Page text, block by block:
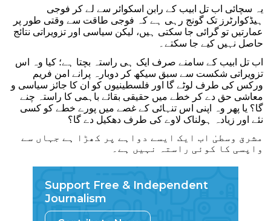
یہ سچائی اب تل ابیب کے رابن اسکوائر سے لے کر فوجی
ہیڈکوارٹرز تک گونج رہی ہے کہ فوجی طاقت سے وقتی طور پر
عمارتیں تو گرائی جا سکتی ہیں، لیکن سیاسی اور تزویراتی نتائج
حاصل نہیں کیے جا سکتے۔
اب تل ابیب کے سامنے صرف ایک ہی راستہ بچتا ہے؛ کیا وہ اس
تزویراتی شکست سے سبق سیکھ کر دوبارہ پرانے امن فریم
ورکس کی طرف لوٹے گا اور فلسطینیوں کو ان کا جائز سیاسی و
معاشی حق دے کر خطے میں حقیقی بقائے باہمی کا راستہ چنے
گا؟ یا پھر وہ اپنی اس تنہائی کے غصے میں پورے خطے کو کسی
نئے اور زیادہ ہولناک لاوے کی طرف دھکیل دے گا؟
مشرق وسطیٰ اب ایک ایسے دواہے پر کھڑا ہے جہاں سے
واپسی کا کوئی راستہ نہیں ہے۔
Support Free & Independent
Journalism